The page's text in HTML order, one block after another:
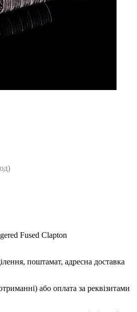
Fused Clapton
поштамат, адресна доставка
або оплата за реквізитами